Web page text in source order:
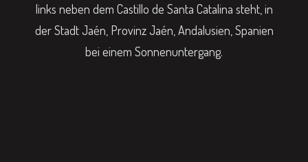
links neben dem Castillo de Santa Catalina steht, in
der Stadt Jaén, Provinz Jaén, Andalusien, Spanien
bei einem Sonnenuntergang.